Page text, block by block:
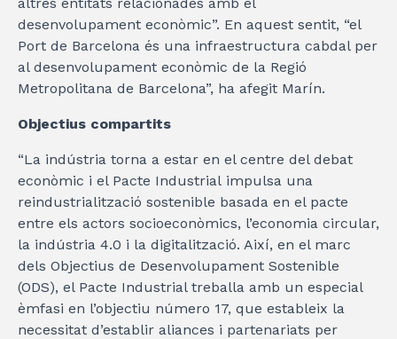
desenvolupament econòmic”. En aquest sentit, “el
Port de Barcelona és una infraestructura cabdal per
al desenvolupament econòmic de la Regió
Metropolitana de Barcelona”, ha afegit Marín.
Objectius compartits
“La indústria torna a estar en el centre del debat
econòmic i el Pacte Industrial impulsa una
reindustrialització sostenible basada en el pacte
entre els actors socioeconòmics, l’economia circular,
la indústria 4.0 i la digitalització. Així, en el marc
dels Objectius de Desenvolupament Sostenible
(ODS), el Pacte Industrial treballa amb un especial
èmfasi en l’objectiu número 17, que estableix la
necessitat d’establir aliances i partenariats per